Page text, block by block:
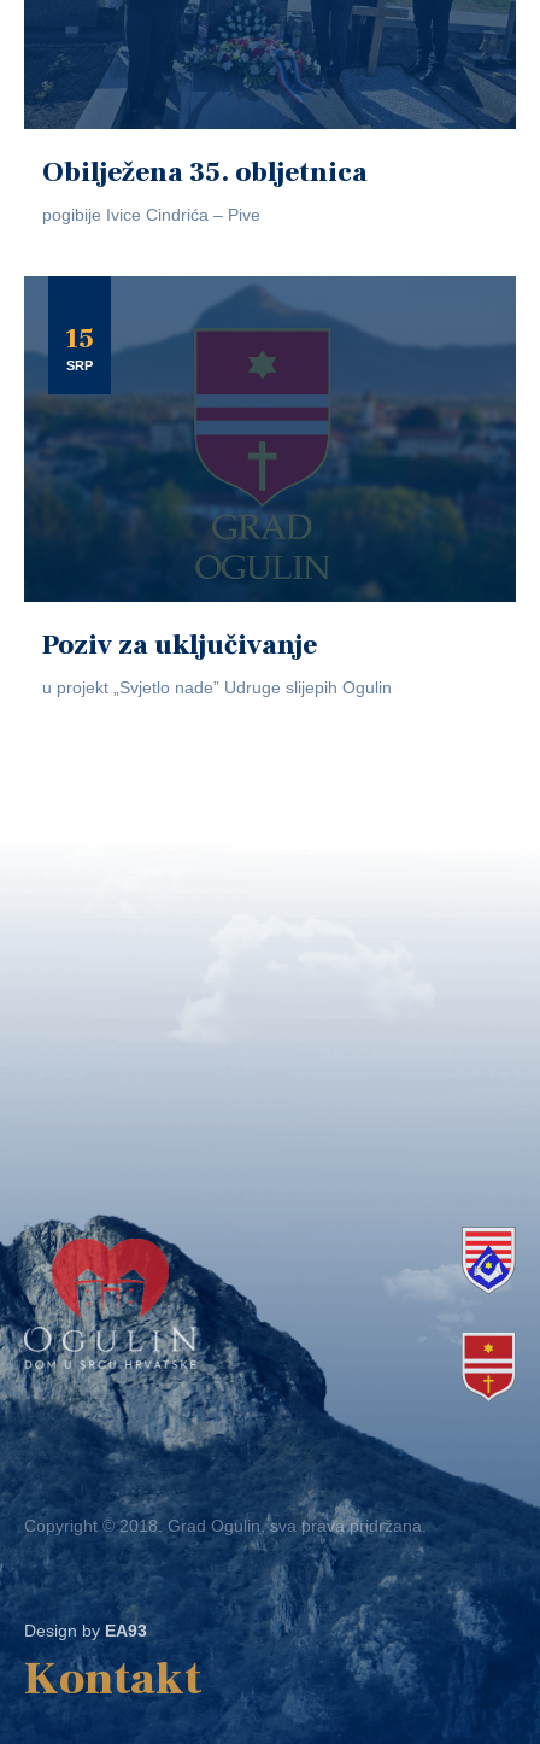
Obilježena 35. obljetnica
pogibije Ivice Cindrića – Pive
15
SRP
Poziv za uključivanje
u projekt „Svjetlo nade” Udruge slijepih Ogulin
Copyright © 2018. Grad Ogulin, sva prava pridržana.
Design byEA93
Kontakt